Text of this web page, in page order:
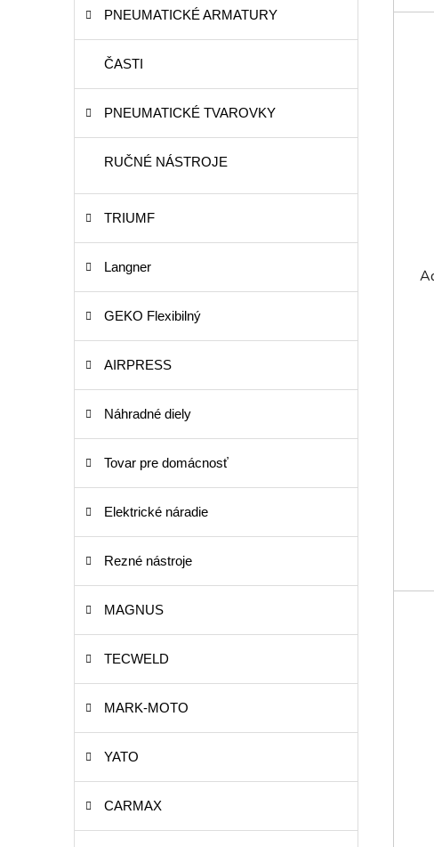
PNEUMATICKÉ ARMATURY
ČASTI
PNEUMATICKÉ TVAROVKY
RUČNÉ NÁSTROJE
TRIUMF
Langner
GEKO Flexibilný
AIRPRESS
Náhradné diely
Tovar pre domácnosť
Elektrické náradie
Rezné nástroje
MAGNUS
TECWELD
MARK-MOTO
YATO
CARMAX